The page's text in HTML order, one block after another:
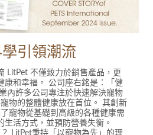
引領潮流
LitPet 不僅致力於銷售產品，更
康和幸福。 公司座右銘是：「健
內許多公司專注於快速解決寵物
物的整體健康放在首位。 其創新
寵物從基礎到高級的各種健康需
生活方式，並預防營養失衡。
LitPet秉持「以寵物為先」的理